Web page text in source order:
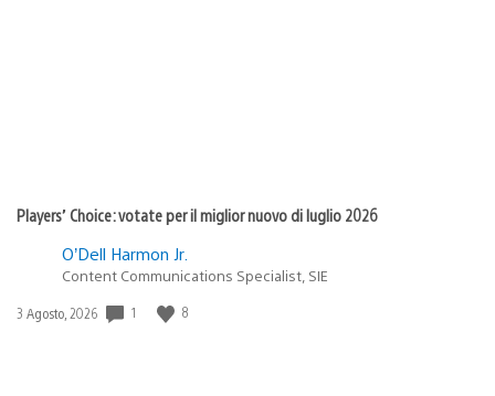
Players’ Choice: votate per il miglior nuovo di luglio 2026
O’Dell Harmon Jr.
Content Communications Specialist, SIE
Data
3 Agosto, 2026 1 8